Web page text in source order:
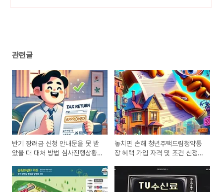
관련글
반기 장려금 신청 안내문을 못 받
았을 때 대처 방법 심사진행상황
놓치면 손해 청년주택드림청약통
장 혜택 가입 자격 및 조건 신청